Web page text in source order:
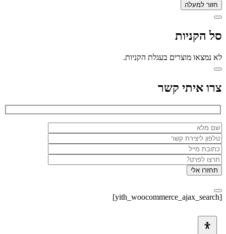
חזור למעלה
סל הקניות
לא נמצאו מוצרים בעגלת הקניות.
צרו איתי קשר
[yith_woocommerce_ajax_search]